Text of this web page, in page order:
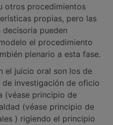
otros procedimientos
propias, pero las
pueden
el procedimiento
plenario a esta fase.
el juicio oral son los de
investigación de oficio
(véase principio de
(véase principio de
) rigiendo el principio